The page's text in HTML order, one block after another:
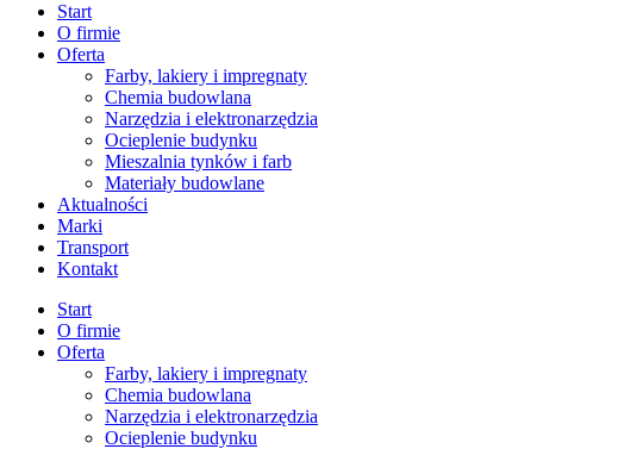
Start
O firmie
Oferta
Farby, lakiery i impregnaty
Chemia budowlana
Narzędzia i elektronarzędzia
Ocieplenie budynku
Mieszalnia tynków i farb
Materiały budowlane
Aktualności
Marki
Transport
Kontakt
Start
O firmie
Oferta
Farby, lakiery i impregnaty
Chemia budowlana
Narzędzia i elektronarzędzia
Ocieplenie budynku